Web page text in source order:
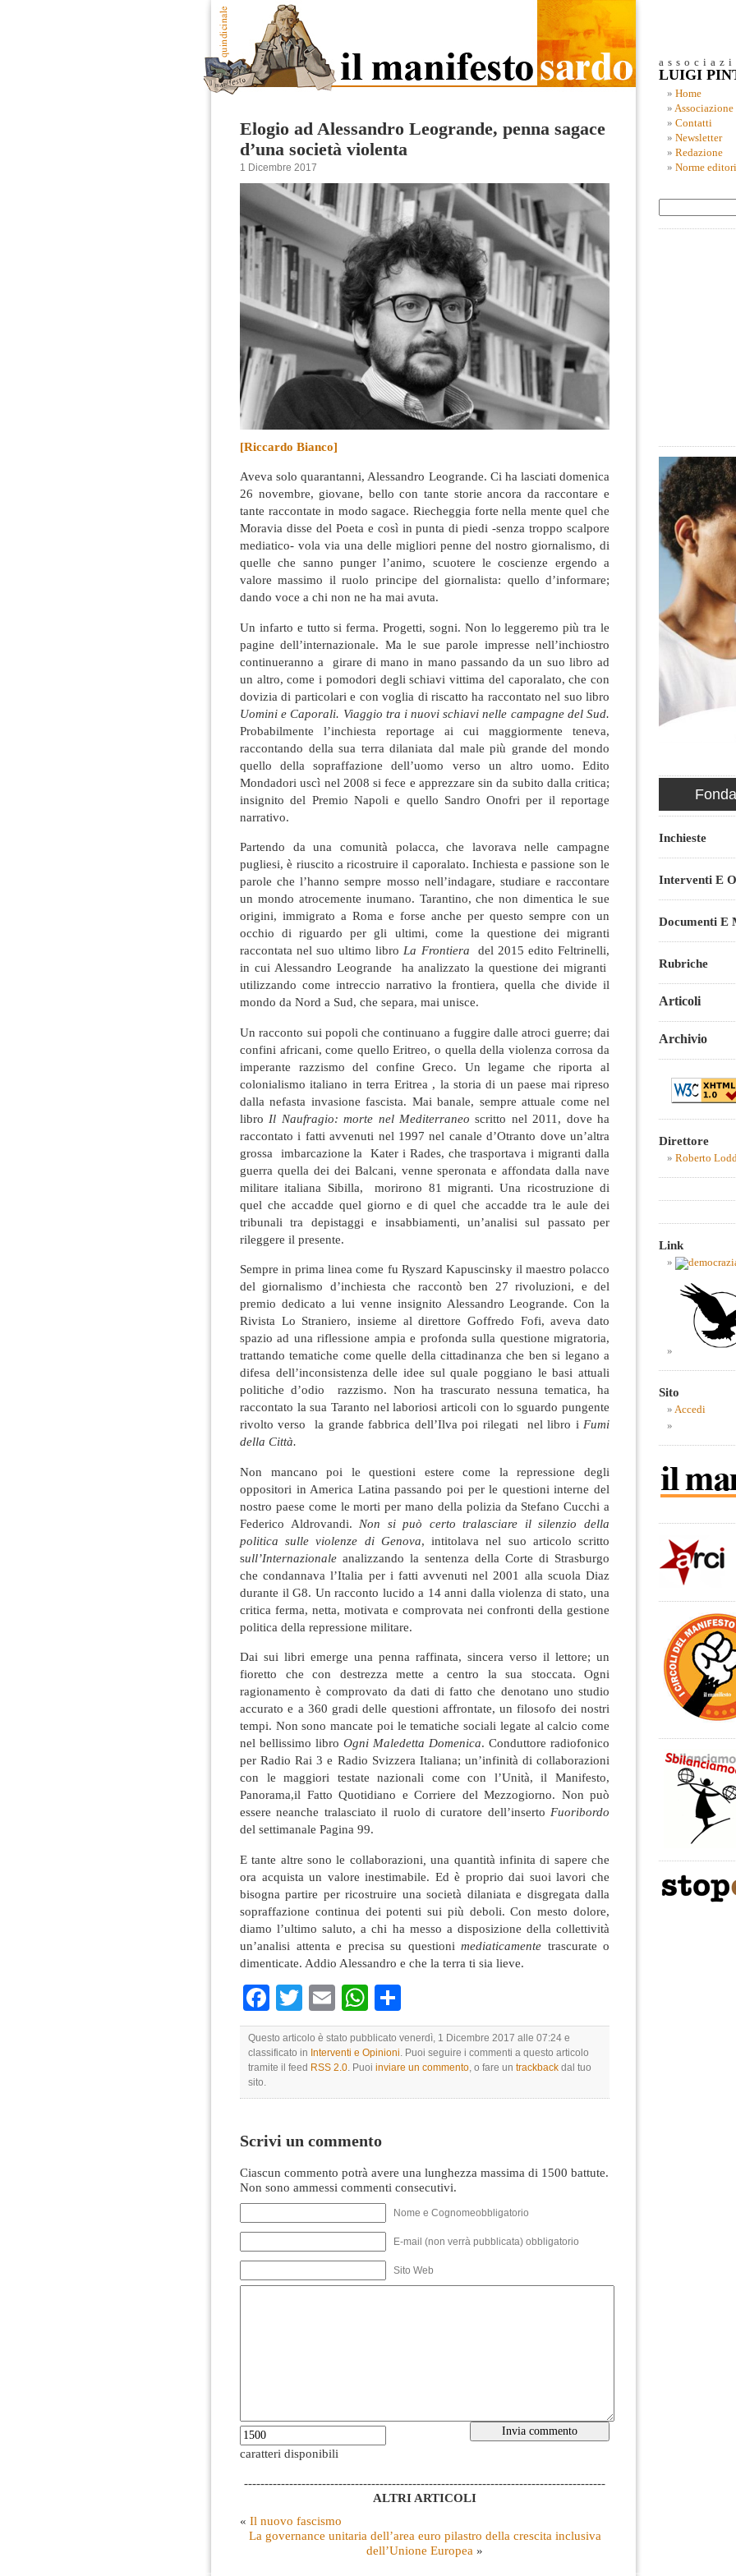
Elogio ad Alessandro Leogrande, penna sagace
d’una società violenta
1 Dicembre 2017
[Riccardo Bianco]
Aveva solo quarantanni, Alessandro Leogrande. Ci ha lasciati domenica
26 novembre, giovane, bello con tante storie ancora da raccontare e
tante raccontate in modo sagace. Riecheggia forte nella mente quel che
Moravia disse del Poeta e così in punta di piedi -senza troppo scalpore
mediatico- vola via una delle migliori penne del nostro giornalismo, di
quelle che sanno punger l’animo, scuotere le coscienze ergendo a
valore massimo il ruolo principe del giornalista: quello d’informare;
dando voce a chi non ne ha mai avuta.
Un infarto e tutto si ferma. Progetti, sogni. Non lo leggeremo più tra le
pagine dell’internazionale. Ma le sue parole impresse nell’inchiostro
continueranno a girare di mano in mano passando da un suo libro ad
un altro, come i pomodori degli schiavi vittima del caporalato, che con
dovizia di particolari e con voglia di riscatto ha raccontato nel suo libro
Uomini e Caporali. Viaggio tra i nuovi schiavi nelle campagne del Sud.
Probabilmente l’inchiesta reportage ai cui maggiormente teneva,
raccontando della sua terra dilaniata dal male più grande del mondo
quello della sopraffazione dell’uomo verso un altro uomo. Edito
Mondadori uscì nel 2008 si fece e apprezzare sin da subito dalla critica;
insignito del Premio Napoli e quello Sandro Onofri per il reportage
narrativo.
Partendo da una comunità polacca, che lavorava nelle campagne
pugliesi, è riuscito a ricostruire il caporalato. Inchiesta e passione son le
parole che l’hanno sempre mosso nell’indagare, studiare e raccontare
un mondo atrocemente inumano. Tarantino, che non dimentica le sue
origini, immigrato a Roma e forse anche per questo sempre con un
occhio di riguardo per gli ultimi, come la questione dei migranti
raccontata nel suo ultimo libro La Frontiera del 2015 edito Feltrinelli,
in cui Alessandro Leogrande ha analizzato la questione dei migranti
utilizzando come intreccio narrativo la frontiera, quella che divide il
mondo da Nord a Sud, che separa, mai unisce.
Un racconto sui popoli che continuano a fuggire dalle atroci guerre; dai
confini africani, come quello Eritreo, o quella della violenza corrosa da
imperante razzismo del confine Greco. Un legame che riporta al
colonialismo italiano in terra Eritrea , la storia di un paese mai ripreso
dalla nefasta invasione fascista. Mai banale, sempre attuale come nel
libro Il Naufragio: morte nel Mediterraneo scritto nel 2011, dove ha
raccontato i fatti avvenuti nel 1997 nel canale d’Otranto dove un’altra
grossa imbarcazione la Kater i Rades, che trasportava i migranti dalla
guerra quella dei dei Balcani, venne speronata e affondata dalla nave
militare italiana Sibilla, morirono 81 migranti. Una ricostruzione di
quel che accadde quel giorno e di quel che accadde tra le aule dei
tribunali tra depistaggi e insabbiamenti, un’analisi sul passato per
rileggere il presente.
Sempre in prima linea come fu Ryszard Kapuscinsky il maestro polacco
del giornalismo d’inchiesta che raccontò ben 27 rivoluzioni, e del
premio dedicato a lui venne insignito Alessandro Leogrande. Con la
Rivista Lo Straniero, insieme al direttore Goffredo Fofi, aveva dato
spazio ad una riflessione ampia e profonda sulla questione migratoria,
trattando tematiche come quelle della cittadinanza che ben si legano a
difesa dell’inconsistenza delle idee sul quale poggiano le basi attuali
politiche d’odio razzismo. Non ha trascurato nessuna tematica, ha
raccontato la sua Taranto nel laboriosi articoli con lo sguardo pungente
rivolto verso la grande fabbrica dell’Ilva poi rilegati nel libro i Fumi
della Città.
Non mancano poi le questioni estere come la repressione degli
oppositori in America Latina passando poi per le questioni interne del
nostro paese come le morti per mano della polizia da Stefano Cucchi a
Federico Aldrovandi. Non si può certo tralasciare il silenzio della
politica sulle violenze di Genova, intitolava nel suo articolo scritto
sull’Internazionale analizzando la sentenza della Corte di Strasburgo
che condannava l’Italia per i fatti avvenuti nel 2001 alla scuola Diaz
durante il G8. Un racconto lucido a 14 anni dalla violenza di stato, una
critica ferma, netta, motivata e comprovata nei confronti della gestione
politica della repressione militare.
Dai sui libri emerge una penna raffinata, sincera verso il lettore; un
fioretto che con destrezza mette a centro la sua stoccata. Ogni
ragionamento è comprovato da dati di fatto che denotano uno studio
accurato e a 360 gradi delle questioni affrontate, un filosofo dei nostri
tempi. Non sono mancate poi le tematiche sociali legate al calcio come
nel bellissimo libro Ogni Maledetta Domenica. Conduttore radiofonico
per Radio Rai 3 e Radio Svizzera Italiana; un’infinità di collaborazioni
con le maggiori testate nazionali come con l’Unità, il Manifesto,
Panorama,il Fatto Quotidiano e Corriere del Mezzogiorno. Non può
essere neanche tralasciato il ruolo di curatore dell’inserto Fuoribordo
del settimanale Pagina 99.
E tante altre sono le collaborazioni una quantità infinita di sapere che
ora acquista un valore inestimabile. Ed è proprio dai suoi lavori che
bisogna partire per ricostruire una società dilaniata e disgregata dalla
sopraffazione continua dei potenti sui più deboli. Con mesto dolore,
diamo l’ultimo saluto, a chi ha messo a disposizione della collettività
un’analisi attenta e precisa su questioni mediaticamente trascurate o
dimenticate. Addio Alessandro e che la terra ti sia lieve.
Facebook
TwitterEmailWhatsApp
Questo articolo è stato pubblicato venerdì, 1 Dicembre 2017 alle 07:24 e
classificato in Interventi e Opinioni . Puoi seguire i commenti a questo articolo
tramite il feed RSS 2.0 . Puoi inviare un commento , o fare un trackback dal tuo
sito.
Scrivi un commento
Ciascun commento potrà avere una lunghezza massima di 1500 battute.
Non sono ammessi commenti consecutivi.
Nome e Cognomeobbligatorio
E-mail (non verrà pubblicata) obbligatorio
Sito Web
caratteri disponibili
----------------------------------------------------------------------------------------
ALTRI ARTICOLI
« Il nuovo fascismo
La governance unitaria dell’area euro pilastro della crescita inclusiva
dell’Unione Europea »
LUIGI
Home
Associazione
Contatti
Newsletter
Redazione
Norme
Inchieste
Interventi E
Documenti E
Rubriche
Articoli
Archivio
Direttore
Roberto
Link
Sito
Accedi